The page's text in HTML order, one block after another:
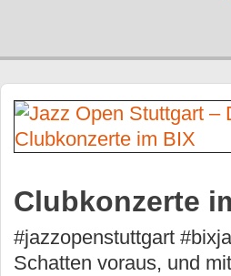
Clubkonzerte
#jazzopenstuttgart
Schatten voraus, und